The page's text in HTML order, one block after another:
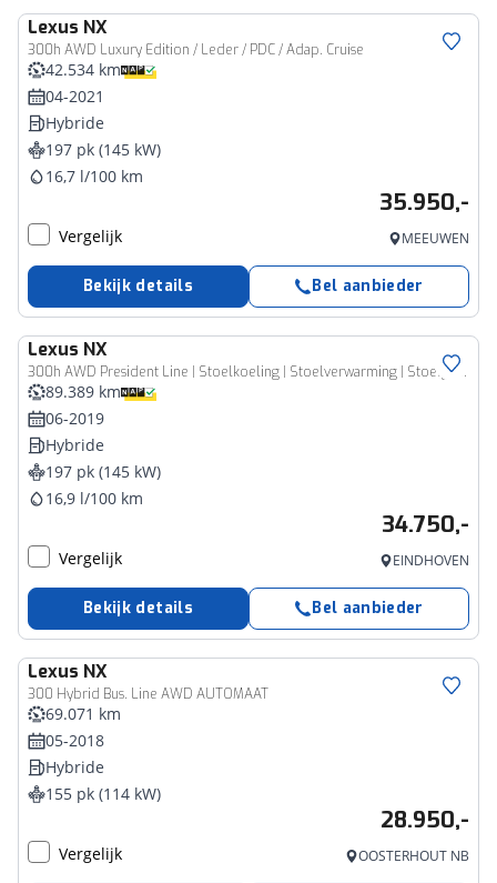
Lexus NX
300h AWD Luxury Edition / Leder / PDC / Adap. Cruise
42.534 km
04-2021
Hybride
197 pk (145 kW)
16,7 l/100 km
35.950,-
Vergelijk MEEUWEN
Bekijk details Bel aanbieder
Lexus NX
300h AWD President Line | Stoelkoeling | Stoelverwarming | Stoelgeheugen |
89.389 km
06-2019
Hybride
197 pk (145 kW)
16,9 l/100 km
34.750,-
Vergelijk EINDHOVEN
Bekijk details Bel aanbieder
Lexus NX
300 Hybrid Bus. Line AWD AUTOMAAT
69.071 km
05-2018
Hybride
155 pk (114 kW)
28.950,-
Vergelijk OOSTERHOUT NB